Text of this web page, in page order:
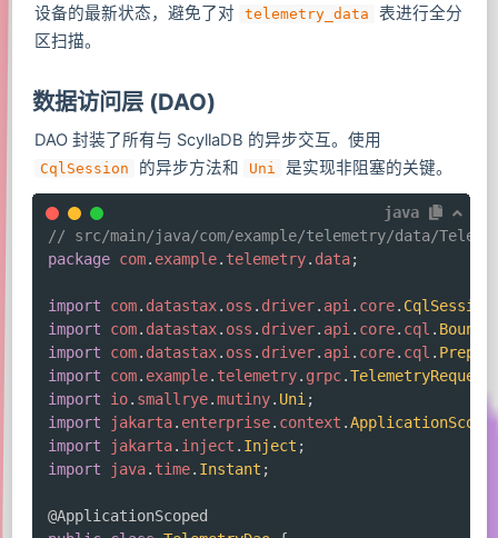
设备的最新状态，避免了对
telemetry_data
表进行全分
区扫描。
数据访问层 (DAO)
DAO 封装了所有与 ScyllaDB 的异步交互。使用
CqlSession 的异步方法和 Uni 是实现非阻塞的关键。
java
// src/main/java/com/example/telemetry/data/
package com. example. telemetry. data;
import com. datastax. oss . driver. api . core. CqlSession
import
com. datastax. oss . driver. api . core. cql .
import
com. datastax. oss . driver. api . core. cql .
import
com. example. telemetry. grpc.TelemetryRequest
import
io. smallrye.mutiny. Uni ;
import
jakarta. enterprise. context .
import
jakarta. inject . Inject ;
import
java. time. Instant ;
@ApplicationScoped